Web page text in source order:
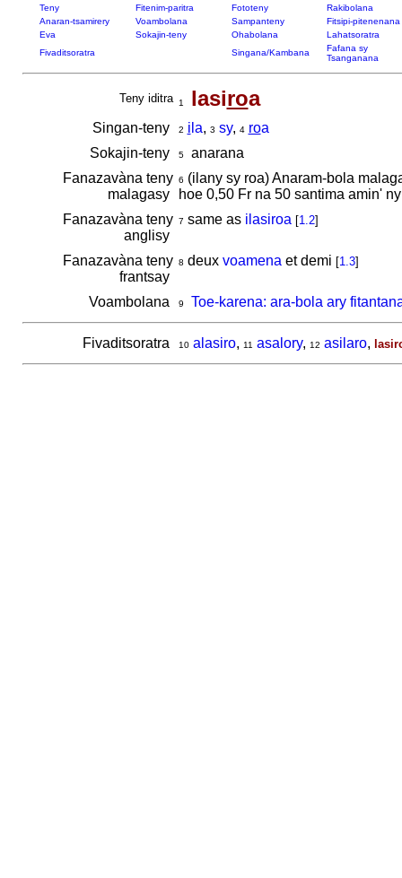
Teny Fitenim-paritra Fototeny
Rakibolana
Anaran-tsamirery
Voambolana Sampanteny
Fitsipi-pitenenana
Eva
Sokajin-teny Ohabolana
Lahatsoratra
Fivaditsoratra
Singana/Kambana
Fafana sy
Tsanganana
Teny iditra 1 lasiroa
Singan-teny 2 i la, 3 sy, 4 roa
Sokajin-teny
5anarana
Fanazavàna teny
malagasy
6 (ilany sy roa) Anaram-bola
hoe 0,50 Fr na 50 santima amin'
Fanazavàna teny
anglisy
7 same as ilasiroa [1.2]
Fanazavàna teny
frantsay
8 deux voamena et demi [1.3]
Voambolana 9 Toe-karena: ara-bola ary
Fivaditsoratra 10 alasiro, 11 asalory, 12 asilaro,